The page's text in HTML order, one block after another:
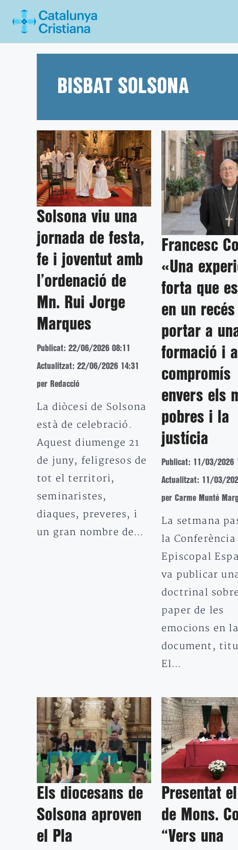
BISBAT SOLSONA
Solsona viu una
jornada de festa,
fe i joventut amb
l’ordenació de
Mn. Rui Jorge
Marques
Publicat: 22/06/2026 08:11
Actualitzat: 22/06/2026 14:31
per Redacció
La diòcesi de Solsona
està de celebració.
Aquest diumenge 21
de juny, feligresos de
tot el territori,
seminaristes,
diaques, preveres, i
un gran nombre de…
Francesc
«Una
forta que
en un
portar a
formació i
compromís
envers els
pobres i la
justícia
Publicat: 11/03/2026
Actualitzat: 11/03/
per Carme Munté
La setmana
la Conferència
Episcopal
va publicar
doctrinal
paper de les
emocions en
document,
El…
Els diocesans de
Solsona aproven
el Pla
Presentat
de Mons.
“Vers una